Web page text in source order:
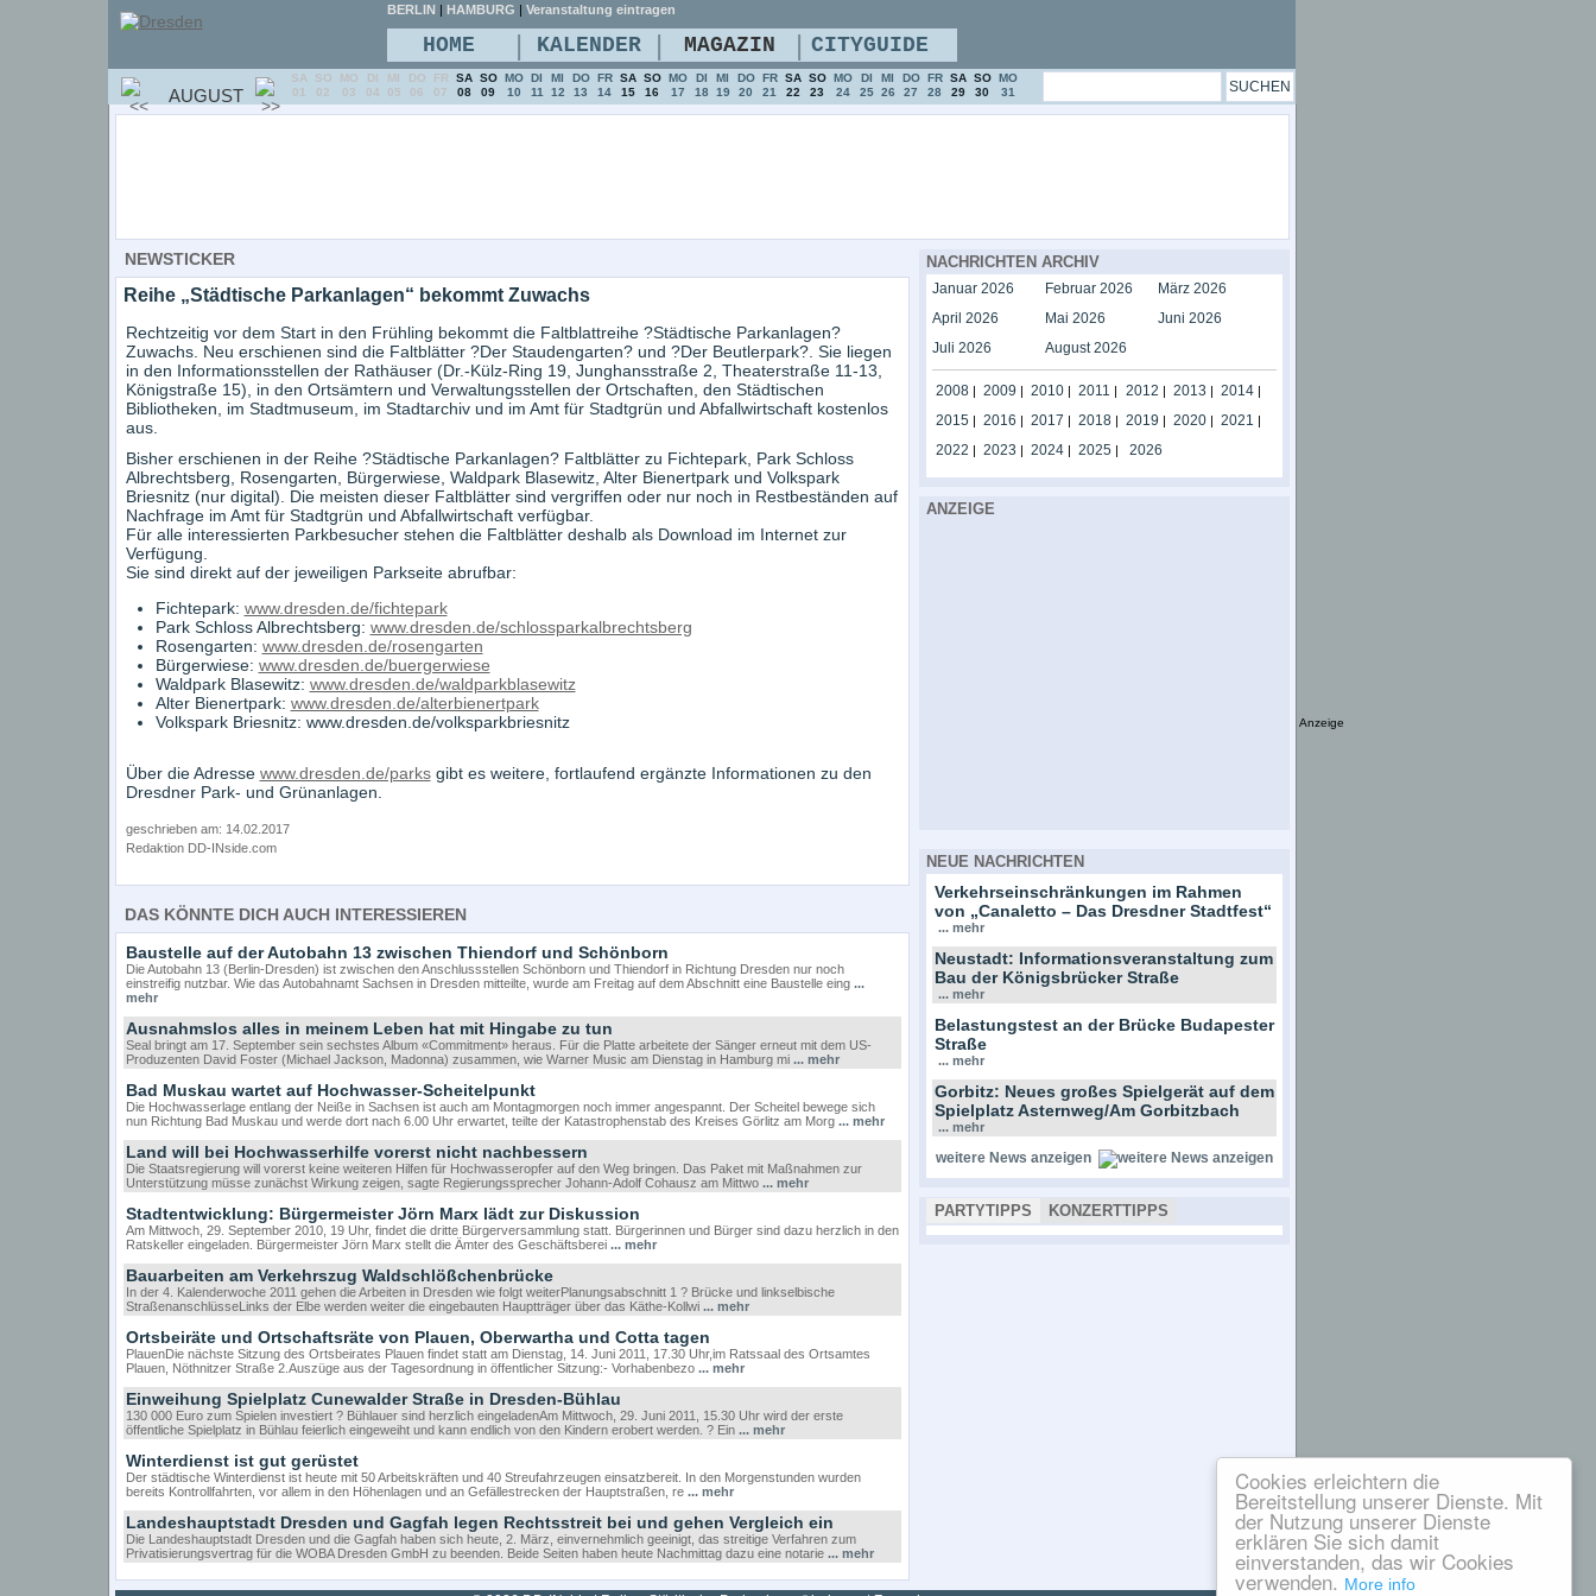
Cookies erleichtern die
Bereitstellung unserer Dienste. Mit
der Nutzung unserer Dienste
erklären Sie sich damit
einverstanden, das wir Cookies
verwenden. More info
NEWSTICKER
Reihe „Städtische Parkanlagen“ bekommt Zuwachs
Rechtzeitig vor dem Start in den Frühling bekommt die Faltblattreihe ?Städtische Parkanlagen?
Zuwachs. Neu erschienen sind die Faltblätter ?Der Staudengarten? und ?Der Beutlerpark?. Sie liegen
in den Informationsstellen der Rathäuser (Dr.-Külz-Ring 19, Junghansstraße 2, Theaterstraße 11-13,
Königstraße 15), in den Ortsämtern und Verwaltungsstellen der Ortschaften, den Städtischen
Bibliotheken, im Stadtmuseum, im Stadtarchiv und im Amt für Stadtgrün und Abfallwirtschaft kostenlos
aus.
Bisher erschienen in der Reihe ?Städtische Parkanlagen? Faltblätter zu Fichtepark, Park Schloss
Albrechtsberg, Rosengarten, Bürgerwiese, Waldpark Blasewitz, Alter Bienertpark und Volkspark
Briesnitz (nur digital). Die meisten dieser Faltblätter sind vergriffen oder nur noch in Restbeständen auf
Nachfrage im Amt für Stadtgrün und Abfallwirtschaft verfügbar.
Für alle interessierten Parkbesucher stehen die Faltblätter deshalb als Download im Internet zur
Verfügung.
Sie sind direkt auf der jeweiligen Parkseite abrufbar:
Fichtepark: www.dresden.de/fichtepark
Park Schloss Albrechtsberg: www.dresden.de/schlossparkalbrechtsberg
Rosengarten: www.dresden.de/rosengarten
Bürgerwiese: www.dresden.de/buergerwiese
Waldpark Blasewitz: www.dresden.de/waldparkblasewitz
Alter Bienertpark: www.dresden.de/alterbienertpark
Volkspark Briesnitz: www.dresden.de/volksparkbriesnitz
Über die Adresse www.dresden.de/parksgibt es weitere, fortlaufend ergänzte Informationen zu den
Dresdner Park- und Grünanlagen.
geschrieben am: 14.02.2017
Redaktion DD-INside.com
DAS KÖNNTE DICH AUCH INTERESSIEREN
Baustelle auf der Autobahn 13 zwischen Thiendorf und Schönborn
Die Autobahn 13 (Berlin-Dresden) ist zwischen den Anschlussstellen Schönborn und Thiendorf in Richtung Dresden nur noch
einstreifig nutzbar. Wie das Autobahnamt Sachsen in Dresden mitteilte, wurde am Freitag auf dem Abschnitt eine Baustelle eing ...
mehr
Ausnahmslos alles in meinem Leben hat mit Hingabe zu tun
Seal bringt am 17. September sein sechstes Album «Commitment» heraus. Für die Platte arbeitete der Sänger erneut mit dem US-
Produzenten David Foster (Michael Jackson, Madonna) zusammen, wie Warner Music am Dienstag in Hamburg mi ... mehr
Bad Muskau wartet auf Hochwasser-Scheitelpunkt
Die Hochwasserlage entlang der Neiße in Sachsen ist auch am Montagmorgen noch immer angespannt. Der Scheitel bewege sich
nun Richtung Bad Muskau und werde dort nach 6.00 Uhr erwartet, teilte der Katastrophenstab des Kreises Görlitz am Morg ... mehr
Land will bei Hochwasserhilfe vorerst nicht nachbessern
Die Staatsregierung will vorerst keine weiteren Hilfen für Hochwasseropfer auf den Weg bringen. Das Paket mit Maßnahmen zur
Unterstützung müsse zunächst Wirkung zeigen, sagte Regierungssprecher Johann-Adolf Cohausz am Mittwo ... mehr
Stadtentwicklung: Bürgermeister Jörn Marx lädt zur Diskussion
Am Mittwoch, 29. September 2010, 19 Uhr, findet die dritte Bürgerversammlung statt. Bürgerinnen und Bürger sind dazu herzlich in den
Ratskeller eingeladen. Bürgermeister Jörn Marx stellt die Ämter des Geschäftsberei ... mehr
Bauarbeiten am Verkehrszug Waldschlößchenbrücke
In der 4. Kalenderwoche 2011 gehen die Arbeiten in Dresden wie folgt weiterPlanungsabschnitt 1 ? Brücke und linkselbische
StraßenanschlüsseLinks der Elbe werden weiter die eingebauten Hauptträger über das Käthe-Kollwi ... mehr
Ortsbeiräte und Ortschaftsräte von Plauen, Oberwartha und Cotta tagen
PlauenDie nächste Sitzung des Ortsbeirates Plauen findet statt am Dienstag, 14. Juni 2011, 17.30 Uhr,im Ratssaal des Ortsamtes
Plauen, Nöthnitzer Straße 2.Auszüge aus der Tagesordnung in öffentlicher Sitzung:- Vorhabenbezo ... mehr
Einweihung Spielplatz Cunewalder Straße in Dresden-Bühlau
130 000 Euro zum Spielen investiert ? Bühlauer sind herzlich eingeladenAm Mittwoch, 29. Juni 2011, 15.30 Uhr wird der erste
öffentliche Spielplatz in Bühlau feierlich eingeweiht und kann endlich von den Kindern erobert werden. ? Ein ... mehr
Winterdienst ist gut gerüstet
Der städtische Winterdienst ist heute mit 50 Arbeitskräften und 40 Streufahrzeugen einsatzbereit. In den Morgenstunden wurden
bereits Kontrollfahrten, vor allem in den Höhenlagen und an Gefällestrecken der Hauptstraßen, re ... mehr
Landeshauptstadt Dresden und Gagfah legen Rechtsstreit bei und gehen Vergleich ein
Die Landeshauptstadt Dresden und die Gagfah haben sich heute, 2. März, einvernehmlich geeinigt, das streitige Verfahren zum
Privatisierungsvertrag für die WOBA Dresden GmbH zu beenden. Beide Seiten haben heute Nachmittag dazu eine notarie ... mehr
NACHRICHTEN ARCHIV
Januar 2026 Februar 2026
März 2026
April 2026
Mai 2026
Juni 2026
Juli 2026
August 2026
2008| 2009 | 2010| 2011 | 2012 | 2013 | 2014|
2015| 2016 | 2017 | 2018| 2019 | 2020| 2021 |
2022 | 2023 | 2024| 2025| 2026
ANZEIGE
NEUE NACHRICHTEN
Verkehrseinschränkungen im Rahmen
von „Canaletto – Das Dresdner Stadtfest“
... mehr
Neustadt: Informationsveranstaltung zum
Bau der Königsbrücker Straße
... mehr
Belastungstest an der Brücke Budapester
Straße
... mehr
Gorbitz: Neues großes Spielgerät auf dem
Spielplatz Asternweg/Am Gorbitzbach
... mehr
weitere News anzeigen
PARTYTIPPS KONZERTTIPPS
BERLIN | HAMBURG | Veranstaltung eintragen
HOME | KALENDER | MAGAZIN | CITYGUIDE
AUGUST
SA
01
SO
02
MO
03
DI
04
MI
05
DO
06
FR
07
SA
08
SO
09
MO
10
DI
11
MI
12
DO
13
FR
14
SA
15
SO
16
MO
17
DI
18
MI
19
DO
20
FR
21
SA
22
SO
23
MO
24
DI
25
MI
26
DO
27
FR
28
SA
29
SO
30
MO
31
Anzeige